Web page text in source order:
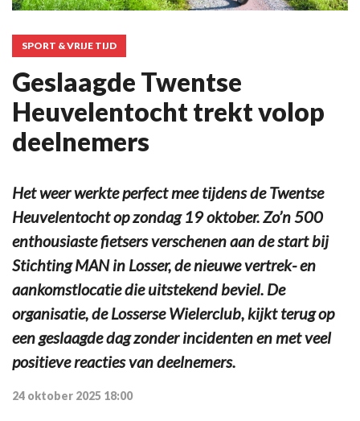
SPORT & VRIJE TIJD
Geslaagde Twentse
Heuvelentocht trekt volop
deelnemers
Het weer werkte perfect mee tijdens de Twentse
Heuvelentocht op zondag 19 oktober. Zo’n 500
enthousiaste fietsers verschenen aan de start bij
Stichting MAN in Losser, de nieuwe vertrek- en
aankomstlocatie die uitstekend beviel. De
organisatie, de Losserse Wielerclub, kijkt terug op
een geslaagde dag zonder incidenten en met veel
positieve reacties van deelnemers.
24 oktober 2025 18:00